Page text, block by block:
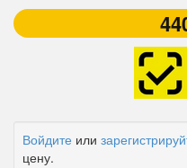
Войдите или
цену.